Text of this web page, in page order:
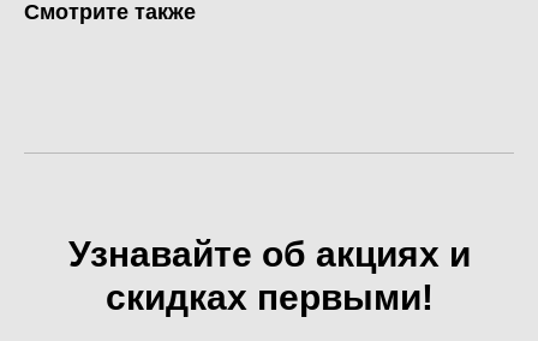
Смотрите также
Узнавайте об акциях и
скидках первыми!